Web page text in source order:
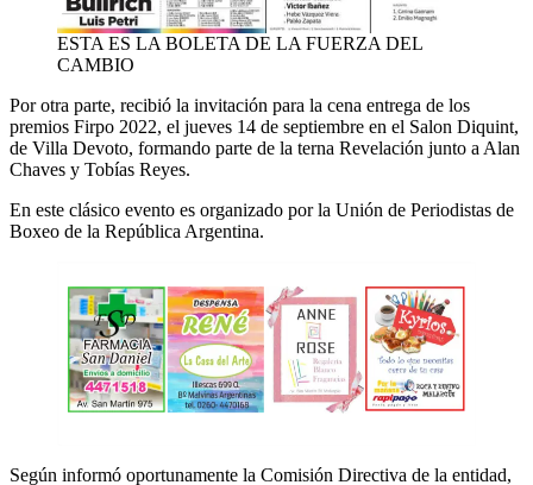
ESTA ES LA BOLETA DE LA FUERZA DEL
CAMBIO
Por otra parte, recibió la invitación para la cena entrega de los
premios Firpo 2022, el jueves 14 de septiembre en el Salon Diquint,
de Villa Devoto, formando parte de la terna Revelación junto a Alan
Chaves y Tobías Reyes.
En este clásico evento es organizado por la Unión de Periodistas de
Boxeo de la República Argentina.
Según informó oportunamente la Comisión Directiva de la entidad,